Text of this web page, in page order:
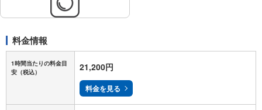
料金情報
1時間当たりの料金目
安 （税込） 21,200円
料金を見る